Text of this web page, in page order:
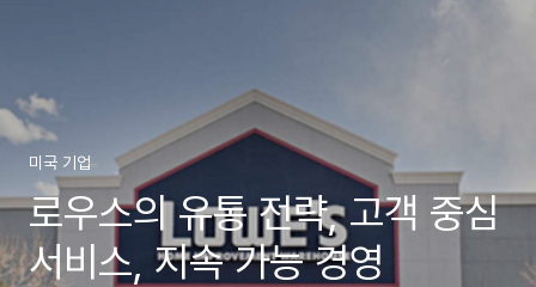
미국 기업
로우스의 유통 전략, 고객 중심
서비스, 지속 가능 경영